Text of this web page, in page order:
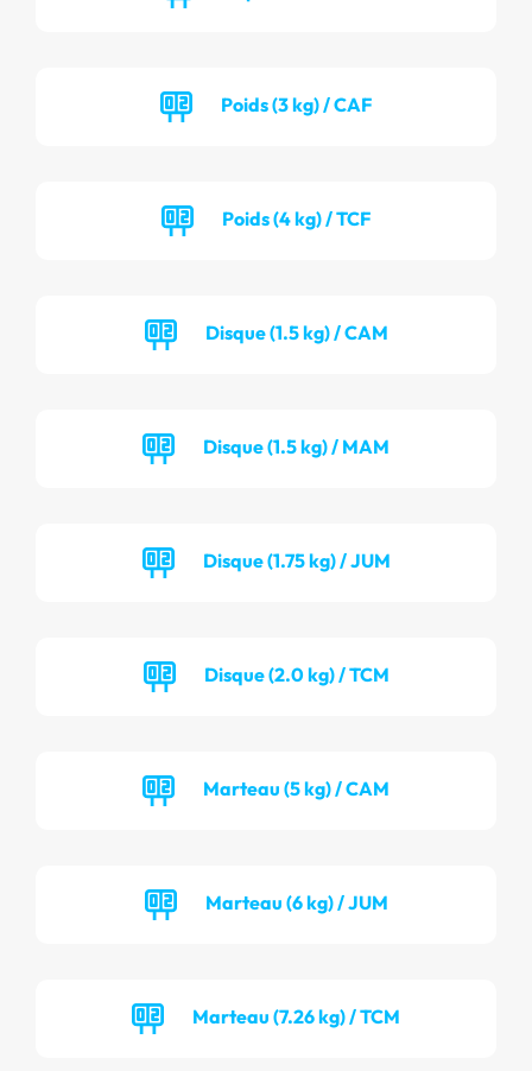
Poids (3 kg) / CAF
Poids (4 kg) / TCF
Disque (1.5 kg) / CAM
Disque (1.5 kg) / MAM
Disque (1.75 kg) / JUM
Disque (2.0 kg) / TCM
Marteau (5 kg) / CAM
Marteau (6 kg) / JUM
Marteau (7.26 kg) / TCM